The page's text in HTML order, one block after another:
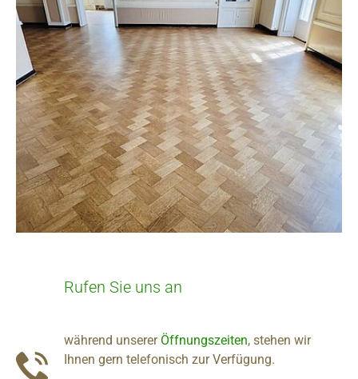
Rufen Sie uns an
während unserer Öffnungszeiten, stehen wir
Ihnen gern telefonisch zur Verfügung.